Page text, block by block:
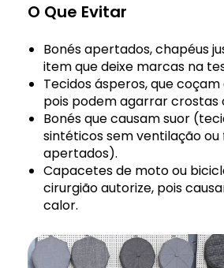
O Que Evitar
Bonés apertados, chapéus
item que deixe marcas na
Tecidos ásperos, que coçam
pois podem agarrar crostas
Bonés que causam suor
sintéticos sem ventilação
apertados).
Capacetes de moto ou
cirurgião autorize, pois
calor.